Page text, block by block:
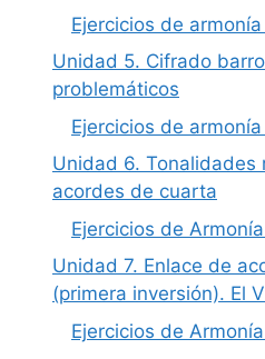
Ejercicios de
Unidad 5. Cifrado
problemáticos
Ejercicios de
Unidad 6. Tonalidades
acordes de cuarta
Ejercicios de
Unidad 7. Enlace de
(primera inversión). El
Ejercicios de